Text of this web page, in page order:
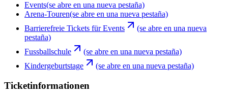
Events(se abre en una nueva pestaña)
Arena-Touren(se abre en una nueva pestaña)
Barrierefreie Tickets für Events
(se abre en una nueva
pestaña)
Fussballschule
(se abre en una nueva pestaña)
Kindergeburtstage
(se abre en una nueva pestaña)
Ticketinformationen